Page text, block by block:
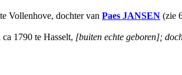
Vollenhove, dochter van Paes JANSEN (zie
1790 te Hasselt, [buiten echte geboren];